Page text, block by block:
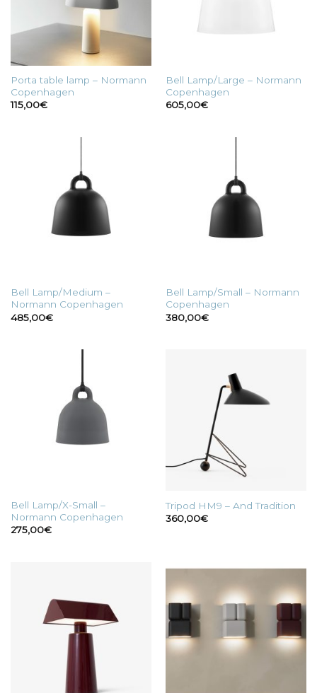
Porta table lamp – Normann
Copenhagen
115,00€
Bell Lamp/Large – Normann
Copenhagen
605,00€
Bell Lamp/Medium –
Normann Copenhagen
485,00€
Bell Lamp/Small – Normann
Copenhagen
380,00€
Bell Lamp/X-Small –
Normann Copenhagen
275,00€
Tripod HM9 – And Tradition
360,00€